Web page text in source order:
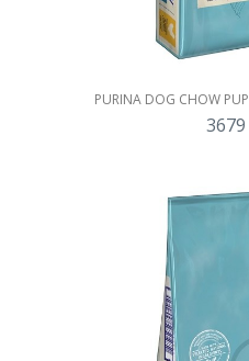
PURINA DOG CHOW
3679